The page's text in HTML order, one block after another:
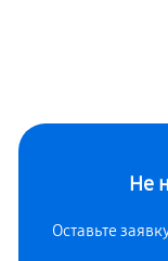
Не
Оставьте